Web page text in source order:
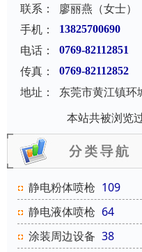
联系：
廖丽燕（女士）
手机：
13825700690
电话： 0769-82112851
传真： 0769-82112852
地址：
东莞市黄江镇环
本站共被浏览
静电粉体喷枪 109
静电液体喷枪 64
涂装周边设备 38